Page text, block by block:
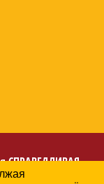
СПРАВЕДЛИВАЯ